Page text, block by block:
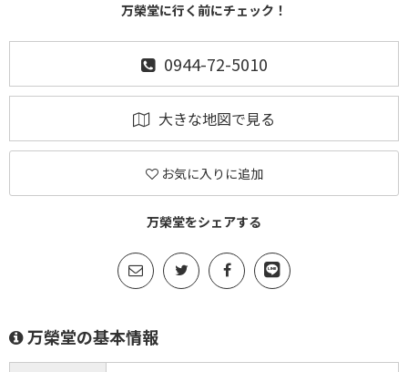
万榮堂に行く前にチェック！
0944-72-5010
大きな地図で見る
お気に入りに追加
万榮堂をシェアする
万榮堂の基本情報